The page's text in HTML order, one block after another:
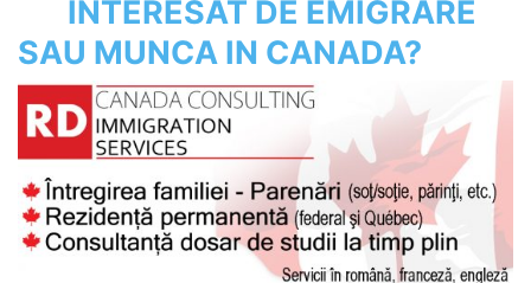
INTERESAT DE EMIGRARE
SAU MUNCA IN CANADA?